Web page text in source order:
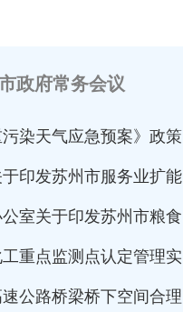
政府常务会议
染天气应急预案》政策解读
服务业扩能提质行动方案(2026～2030年)的通知》解读
于印发苏州市粮食应急预案的通知》解读
点监测点认定管理实施细则》解读
桥梁桥下空间合理利用管理办法》解读